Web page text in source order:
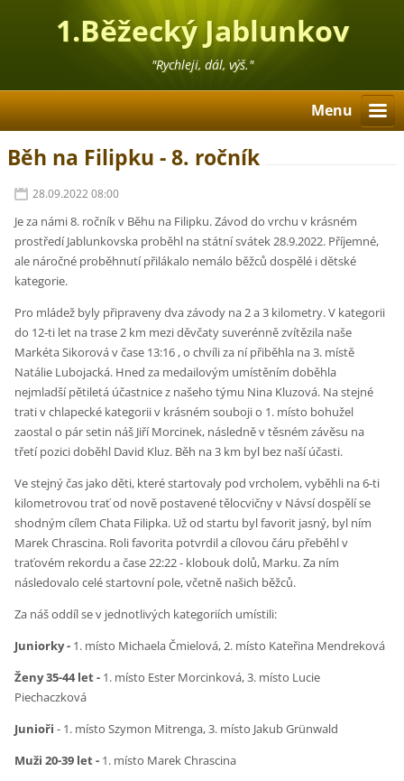
1.Běžecký Jablunkov
"Rychleji, dál, výš."
Menu
Běh na Filipku - 8. ročník
28.09.2022 08:00
Je za námi 8. ročník v Běhu na Filipku. Závod do vrchu v krásném
prostředí Jablunkovska proběhl na státní svátek 28.9.2022. Příjemné,
ale náročné proběhnutí přilákalo nemálo běžců dospělé i dětské
kategorie.
Pro mládež byly připraveny dva závody na 2 a 3 kilometry. V kategorii
do 12-ti let na trase 2 km mezi děvčaty suverénně zvítězila naše
Markéta Sikorová v čase 13:16 , o chvíli za ní přiběhla na 3. místě
Natálie Lubojacká. Hned za medailovým umístěním doběhla
nejmladší pětiletá účastnice z našeho týmu Nina Kluzová. Na stejné
trati v chlapecké kategorii v krásném souboji o 1. místo bohužel
zaostal o pár setin náš Jiří Morcinek, následně v těsném závěsu na
třetí pozici doběhl David Kluz. Běh na 3 km byl bez naší účasti.
Ve stejný čas jako děti, které startovaly pod vrcholem, vyběhli na 6-ti
kilometrovou trať od nově postavené tělocvičny v Návsí dospělí se
shodným cílem Chata Filipka. Už od startu byl favorit jasný, byl ním
Marek Chrascina. Roli favorita potvrdil a cílovou čáru přeběhl v
traťovém rekordu a čase 22:22 - klobouk dolů, Marku. Za ním
následovalo celé startovní pole, včetně našich běžců.
Za náš oddíl se v jednotlivých kategoriích umístili:
Juniorky - 1. místo Michaela Čmielová, 2. místo Kateřina Mendreková
Ženy 35-44 let - 1. místo Ester Morcinková, 3. místo Lucie
Piechaczková
Junioři- 1. místo Szymon Mitrenga, 3. místo Jakub Grünwald
Muži 20-39 let - 1. místo Marek Chrascina